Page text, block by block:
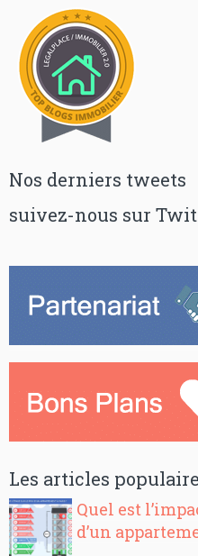
Nos derniers tweets
suivez-nous sur
Les articles
Quel est
d’un